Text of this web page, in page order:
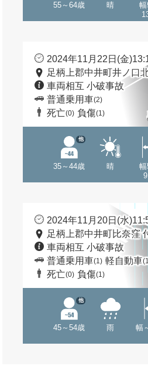
55～64歳 晴
幅
2024年11月22日(金
足柄上郡中井町井ノ口
車両相互 小破事故
普通乗用車(2)
死亡(0) 負傷(1)
35～44歳
他
晴
幅
2024年11月20日(水
足柄上郡中井町比奈窪
車両相互 小破事故
普通乗用車(1) 軽自動車
死亡(0) 負傷(1)
45～54歳
他
雨 幅